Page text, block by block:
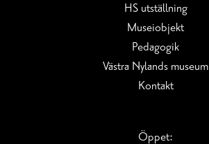
HS utställning
Museiobjekt
Pedagogik
Västra Nylands museum
Kontakt
Öppet: